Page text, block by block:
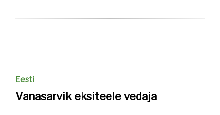
Eesti
Vanasarvik eksiteele vedaja